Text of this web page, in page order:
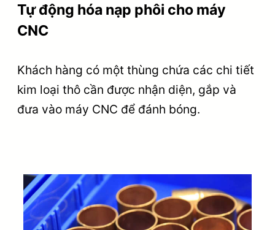
Tự động hóa nạp phôi cho máy
CNC
Khách hàng có một thùng chứa các chi tiết
kim loại thô cần được nhận diện, gắp và
đưa vào máy CNC để đánh bóng.